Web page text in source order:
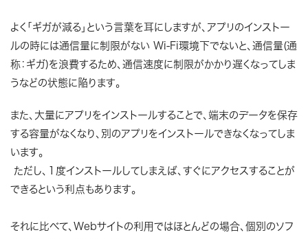
よく「ギガが減る」という言葉を耳にしますが、アプリのインストー
ルの時には通信量に制限がない Wi-Fi環境下でないと、通信量(通
称：ギガ)を浪費するため、通信速度に制限がかかり遅くなってしま
うなどの状態に陥ります。
また、大量にアプリをインストールすることで、端末のデータを保存
する容量がなくなり、別のアプリをインストールできなくなってしま
います。
ただし、１度インストールしてしまえば、すぐにアクセスすることが
できるという利点もあります。
それに比べて、Webサイトの利用ではほとんどの場合、個別のソフ